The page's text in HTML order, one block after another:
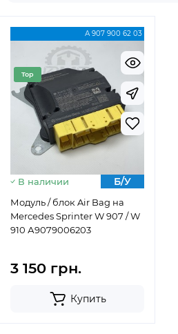
А 907 900 62 03
Top
В наличии Б/У
Модуль / блок Air Bag на
Mercedes Sprinter W 907 / W
910 А9079006203
3 150 грн.
Купить